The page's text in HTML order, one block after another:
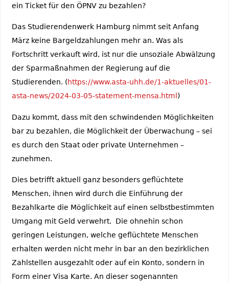
ein Ticket für den ÖPNV zu bezahlen?
Das Studierendenwerk Hamburg nimmt seit Anfang
März keine Bargeldzahlungen mehr an. Was als
Fortschritt verkauft wird, ist nur die unsoziale Abwälzung
der Sparmaßnahmen der Regierung auf die
Studierenden. (https://www.asta-uhh.de/1-aktuelles/01-
asta-news/2024-03-05-statement-mensa.html )
Dazu kommt, dass mit den schwindenden Möglichkeiten
bar zu bezahlen, die Möglichkeit der Überwachung – sei
es durch den Staat oder private Unternehmen –
zunehmen.
Dies betrifft aktuell ganz besonders geflüchtete
Menschen, ihnen wird durch die Einführung der
Bezahlkarte die Möglichkeit auf einen selbstbestimmten
Umgang mit Geld verwehrt. Die ohnehin schon
geringen Leistungen, welche geflüchtete Menschen
erhalten werden nicht mehr in bar an den bezirklichen
Zahlstellen ausgezahlt oder auf ein Konto, sondern in
Form einer Visa Karte. An dieser sogenannten